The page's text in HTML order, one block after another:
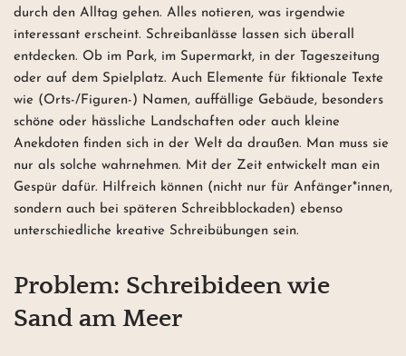
durch den Alltag gehen. Alles notieren, was irgendwie
interessant erscheint. Schreibanlässe lassen sich überall
entdecken. Ob im Park, im Supermarkt, in der Tageszeitung
oder auf dem Spielplatz. Auch Elemente für fiktionale Texte
wie (Orts-/Figuren-) Namen, auffällige Gebäude, besonders
schöne oder hässliche Landschaften oder auch kleine
Anekdoten finden sich in der Welt da draußen. Man muss sie
nur als solche wahrnehmen. Mit der Zeit entwickelt man ein
Gespür dafür. Hilfreich können (nicht nur für Anfänger*innen,
sondern auch bei späteren Schreibblockaden) ebenso
unterschiedliche kreative Schreibübungen sein.
Problem: Schreibideen wie
Sand am Meer